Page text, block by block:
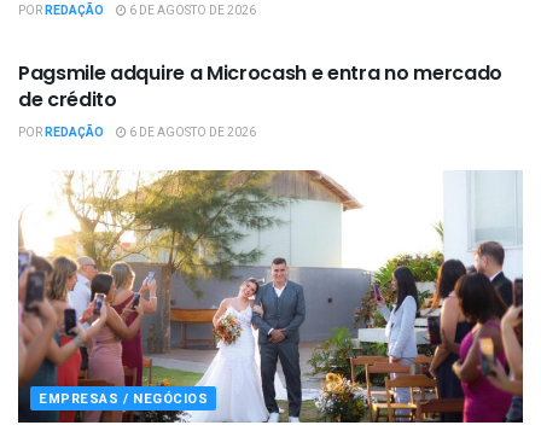
PORREDAÇÃO 6 DE AGOSTO DE 2026
Pagsmile adquire a Microcash e entra no mercado
de crédito
PORREDAÇÃO 6 DE AGOSTO DE 2026
EMPRESAS / NEGÓCIOS